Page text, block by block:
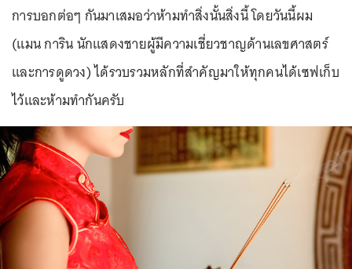
การบอกต่อๆ กันมาเสมอว่าห้ามทำสิ่งนั้นสิ่งนี้ โดยวันนี้ผม
(แมน การิน นักแสดงชายผู้มีความเชี่ยวชาญด้านเลขศาสตร์
และการดูดวง) ได้รวบรวมหลักที่สำคัญมาให้ทุกคนได้เซฟเก็บ
ไว้และห้ามทำกันครับ